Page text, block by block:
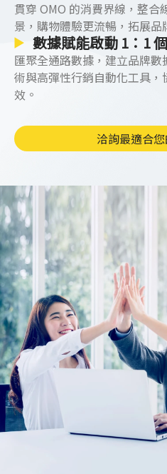
數本身是比一般折扣活動
此在透過點數擬定行銷活
略。除了以「目標」為導
節性短促活動設計給點也
鍋店為例，在夏日淡季能
加倍送」的行銷活動來刺
饋，而商家也藉由發放點
的行銷成本就能增加消費
貫穿 OMO 的消費界線，整合
景，購物體驗更流暢，拓展品
數據賦能啟動 1：1
匯聚全通路數據，建立品牌
術與高彈性行銷自動化工具
效。
洽詢最適合